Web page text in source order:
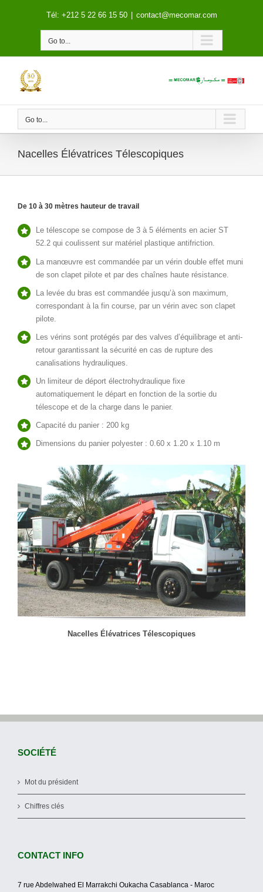
Tél: +212 5 22 66 15 50 contact@mecomar.com
Go to...
Go to...
Nacelles Élévatrices Télescopiques
De 10 à 30 mètres hauteur de travail
Le télescope se compose de 3 à 5 éléments en acier ST
52.2 qui coulissent sur matériel plastique antifriction.
La manœuvre est commandée par un vérin double effet muni
de son clapet pilote et par des chaînes haute résistance.
La levée du bras est commandée jusqu’à son maximum,
correspondant à la fin course, par un vérin avec son clapet
pilote.
Les vérins sont protégés par des valves d’équilibrage et anti-
retour garantissant la sécurité en cas de rupture des
canalisations hydrauliques.
Un limiteur de déport électrohydraulique fixe
automatiquement le départ en fonction de la sortie du
télescope et de la charge dans le panier.
Capacité du panier : 200 kg
Dimensions du panier polyester : 0.60 x 1.20 x 1.10 m
Nacelles Élévatrices Télescopiques
SOCIÉTÉ
Mot du président
Chiffres clés
CONTACT INFO
7 rue Abdelwahed El Marrakchi Oukacha Casablanca - Maroc